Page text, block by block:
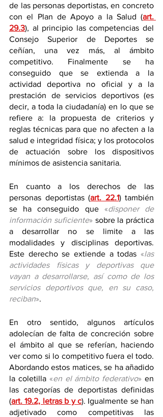
de las personas deportistas, en concreto
con el Plan de Apoyo a la Salud (art.
29.3), al principio las competencias del
Consejo Superior de Deportes se
ceñían, una vez más, al ámbito
competitivo. Finalmente se ha
conseguido que se extienda a la
actividad deportiva no oficial y a la
prestación de servicios deportivos (es
decir, a toda la ciudadanía) en lo que se
refiere a: la propuesta de criterios y
reglas técnicas para que no afecten a la
salud e integridad física; y los protocolos
de actuación sobre los dispositivos
mínimos de asistencia sanitaria.
En cuanto a los derechos de las
personas deportistas (art. 22.1) también
se ha conseguido que «disponer de
información suficiente» sobre la práctica
a desarrollar no se limite a las
modalidades y disciplinas deportivas.
Este derecho se extiende a todas «las
actividades físicas y deportivas que
vayan a desarrollarse, así como de los
servicios deportivos que, en su caso,
reciban».
En otro sentido, algunos artículos
adolecían de falta de concreción sobre
el ámbito al que se referían, haciendo
ver como si lo competitivo fuera el todo.
Abordando estos matices, se ha añadido
la coletilla «en el ámbito federativo» en
las categorías de deportistas definidas
(art. 19.2, letras b y c). Igualmente se han
adjetivado como competitivas las